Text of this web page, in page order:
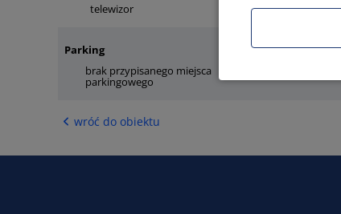
telewizor
internet
Parking
brak przypisanego miejsca
parkingowego
wróć do obiektu